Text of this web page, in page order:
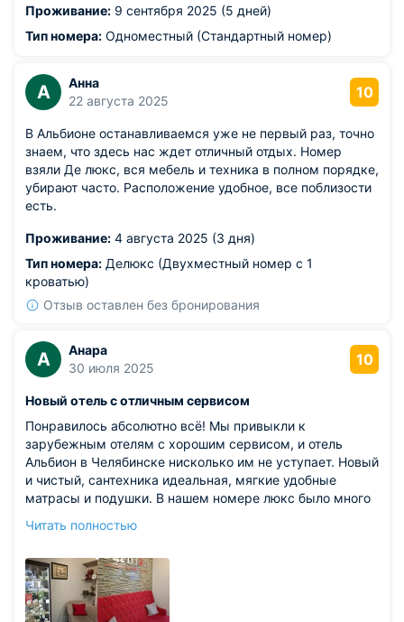
Проживание: 9 сентября 2025 (5 дней)
Тип номера: Одноместный (Стандартный номер)
А
Анна
22 августа 2025
10
В Альбионе останавливаемся уже не первый раз, точно
знаем, что здесь нас ждет отличный отдых. Номер
взяли Де люкс, вся мебель и техника в полном порядке,
убирают часто. Расположение удобное, все поблизости
есть.
Проживание: 4 августа 2025 (3 дня)
Тип номера: Делюкс (Двухместный номер с 1
кроватью)
Отзыв оставлен без бронирования
А
Анара
30 июля 2025
10
Новый отель с отличным сервисом
Понравилось абсолютно всё! Мы привыкли к
зарубежным отелям с хорошим сервисом, и отель
Альбион в Челябинске нисколько им не уступает. Новый
и чистый, сантехника идеальная, мягкие удобные
матрасы и подушки. В нашем номере люкс было много
Завтраки прекрасные, шведский стол, вкусные,
только сюда.
Читать полностью